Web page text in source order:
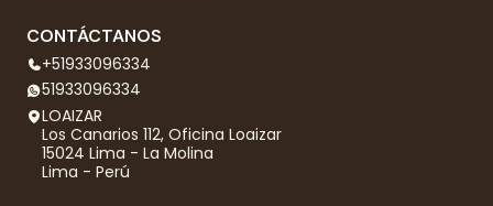
CONTÁCTANOS
+51933096334
51933096334
LOAIZAR
Los Canarios 112, Oficina Loaizar
15024 Lima - La Molina
Lima - Perú